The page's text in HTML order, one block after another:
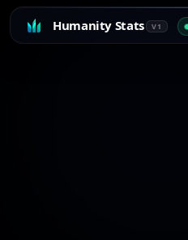
Humanity Stats V1